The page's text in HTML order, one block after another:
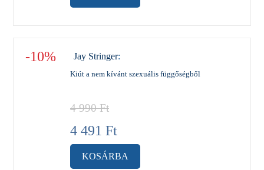
-10% Jay Stringer:
Kiút a nem kívánt szexuális függőségből
4 990Ft
4 491 Ft
KOSÁRBA